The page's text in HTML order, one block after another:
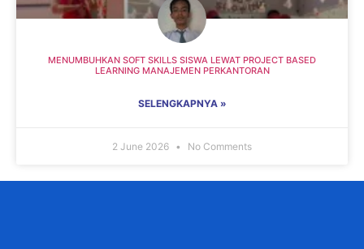
MENUMBUHKAN SOFT SKILLS SISWA LEWAT PROJECT BASED
LEARNING MANAJEMEN PERKANTORAN
SELENGKAPNYA »
2 June 2026 No Comments